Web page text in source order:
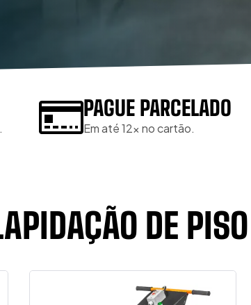
PAGUE PARCELADO
Em até 12x no cartão.
DE PISO